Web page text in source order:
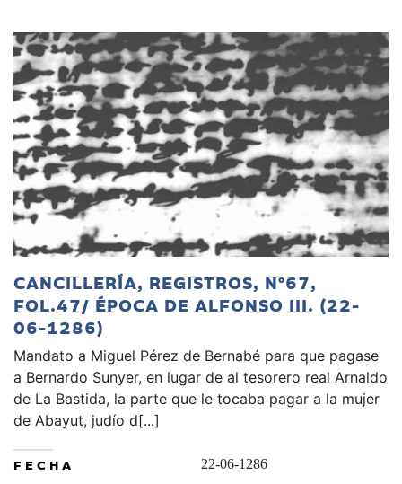
CANCILLERÍA, REGISTROS, Nº67,
FOL.47/ ÉPOCA DE ALFONSO III. (22-
06-1286)
Mandato a Miguel Pérez de Bernabé para que pagase
a Bernardo Sunyer, en lugar de al tesorero real Arnaldo
de La Bastida, la parte que le tocaba pagar a la mujer
de Abayut, judío d[...]
FECHA 22-06-1286